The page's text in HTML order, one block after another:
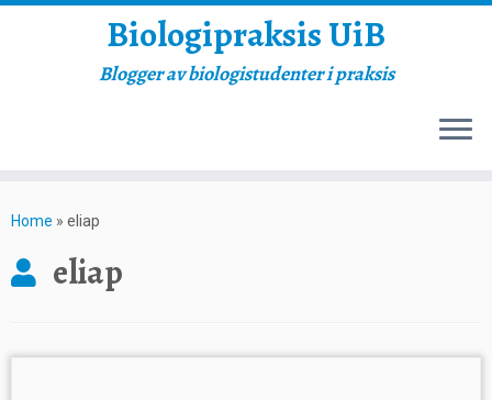
to
Biologipraksis UiB
Blogger av biologistudenter i praksis
Home » eliap
eliap